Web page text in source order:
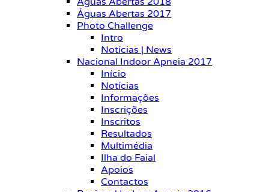
Águas Abertas 2017
Photo Challenge
Intro
Notícias | News
Nacional Indoor Apneia 2017
Início
Notícias
Informações
Inscrições
Inscritos
Resultados
Multimédia
Ilha do Faial
Apoios
Contactos